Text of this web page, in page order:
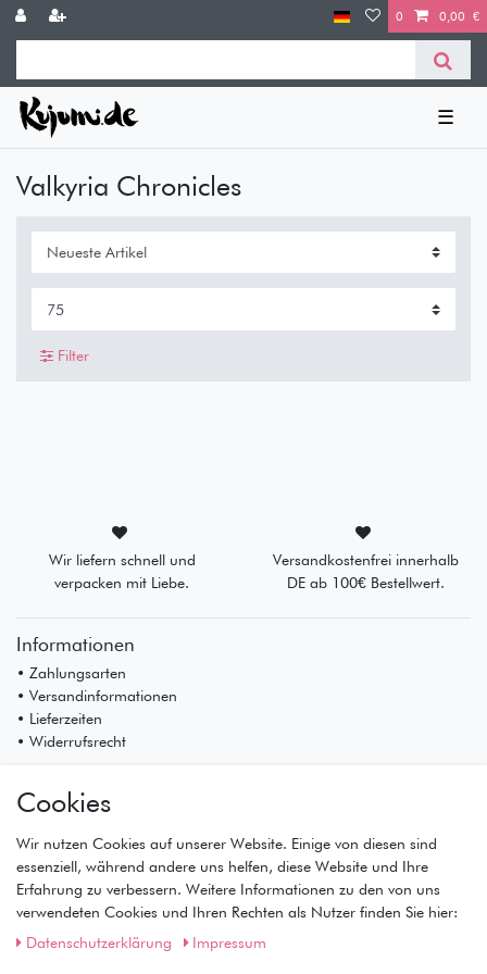
0 0,00 €
☰
Valkyria Chronicles
Filter
Wir liefern schnell und
verpacken mit Liebe.
Versandkostenfrei innerhalb
DE ab 100€ Bestellwert.
Informationen
• Zahlungsarten
• Versandinformationen
• Lieferzeiten
• Widerrufsrecht
• Registrierung
• Warenkorb
• Kasse
• Wunschliste
Service
Cookies
Wir nutzen Cookies auf unserer Website. Einige von diesen sind
essenziell, während andere uns helfen, diese Website und Ihre
Erfahrung zu verbessern. Weitere Informationen zu den von uns
verwendeten Cookies und Ihren Rechten als Nutzer finden Sie hier:
Daten­schutz­erklärung
Impressum